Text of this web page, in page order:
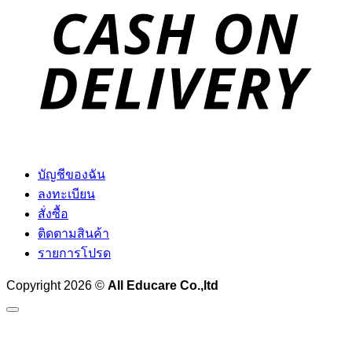
บัญชีของฉัน
ลงทะเบียน
สั่งซื้อ
ติดตามสินค้า
รายการโปรด
Copyright 2026 © All Educare Co.,ltd